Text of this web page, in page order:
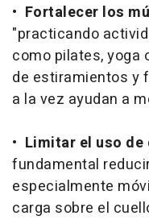
• Fortalecer los
"practicando
como pilates, yoga
de estiramientos y
a la vez ayudan a
• Limitar el uso
fundamental
especialmente
carga sobre el